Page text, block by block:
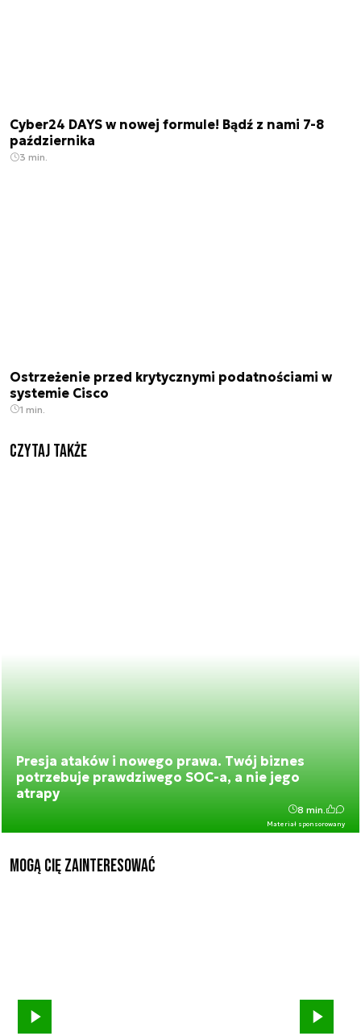
Cyber24 DAYS w nowej formule! Bądź z nami 7-8
października
3 min.
Ostrzeżenie przed krytycznymi podatnościami w
systemie Cisco
1 min.
Czytaj także
Presja ataków i nowego prawa. Twój biznes
potrzebuje prawdziwego SOC-a, a nie jego
atrapy
Materiał sponsorowany
8 min.
Mogą Cię zainteresować